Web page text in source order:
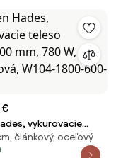
€
vykurovacie
mm, 780 W,
W104-1800-600-
článkový, oceľový